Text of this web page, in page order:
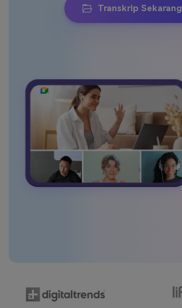
Tips & Tutorial AITranskrip Sekarang